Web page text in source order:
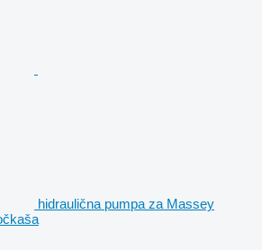
hidraulična pumpa za Massey